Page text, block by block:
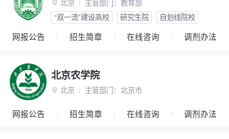
 北京 主管部门： 教育部
“双一流”建设高校
研究生院 自划线院校
网报公告 招生简章 在线咨询 调剂办法
北京农学院
 北京 主管部门： 北京市
网报公告 招生简章 在线咨询 调剂办法